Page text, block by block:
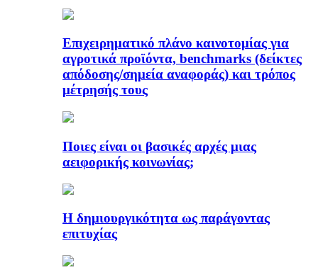
Επιχειρηματικό πλάνο καινοτομίας για
αγροτικά προϊόντα, benchmarks (δείκτες
απόδοσης/σημεία αναφοράς) και τρόπος
μέτρησής τους
Ποιες είναι οι βασικές αρχές μιας
αειφορικής κοινωνίας;
Η δημιουργικότητα ως παράγοντας
επιτυχίας